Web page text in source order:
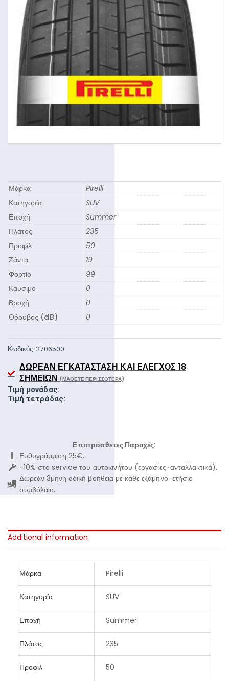
Μάρκα
Pirelli
Κατηγορία
SUV
Εποχή
Summer
Πλάτος
235
Προφίλ
50
Ζάντα
19
Φορτίο
99
Καύσιμο
0
Βροχή
0
Θόρυβος (dB)
0
Κωδικός:2706500
ΔΩΡΕΆΝ ΕΓΚΑΤΆΣΤΑΣΗ ΚΑΙ ΈΛΕΓΧΟΣ 18
ΣΗΜΕΊΩΝ (ΜΆΘΕΤΕ ΠΕΡΙΣΣΌΤΕΡΑ)
Τιμή μονάδας:
Τιμή τετράδας:
Επιπρόσθετες Παροχές:
Ευθυγράμμιση 25€.
-10% στο service του αυτοκινήτου (εργασίες-ανταλλακτικά).
Δωρεάν 3μηνη οδική βοήθεια με κάθε εξάμηνο-ετήσιο
συμβόλαιο.
Additional information
Μάρκα Pirelli
Κατηγορία SUV
Εποχή Summer
Πλάτος 235
Προφίλ 50